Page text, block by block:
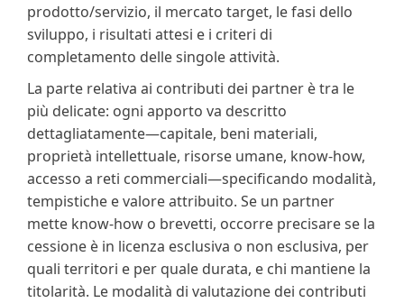
prodotto/servizio, il mercato target, le fasi dello
sviluppo, i risultati attesi e i criteri di
completamento delle singole attività.
La parte relativa ai contributi dei partner è tra le
più delicate: ogni apporto va descritto
dettagliatamente—capitale, beni materiali,
proprietà intellettuale, risorse umane, know‑how,
accesso a reti commerciali—specificando modalità,
tempistiche e valore attribuito. Se un partner
mette know‑how o brevetti, occorre precisare se la
cessione è in licenza esclusiva o non esclusiva, per
quali territori e per quale durata, e chi mantiene la
titolarità. Le modalità di valutazione dei contributi